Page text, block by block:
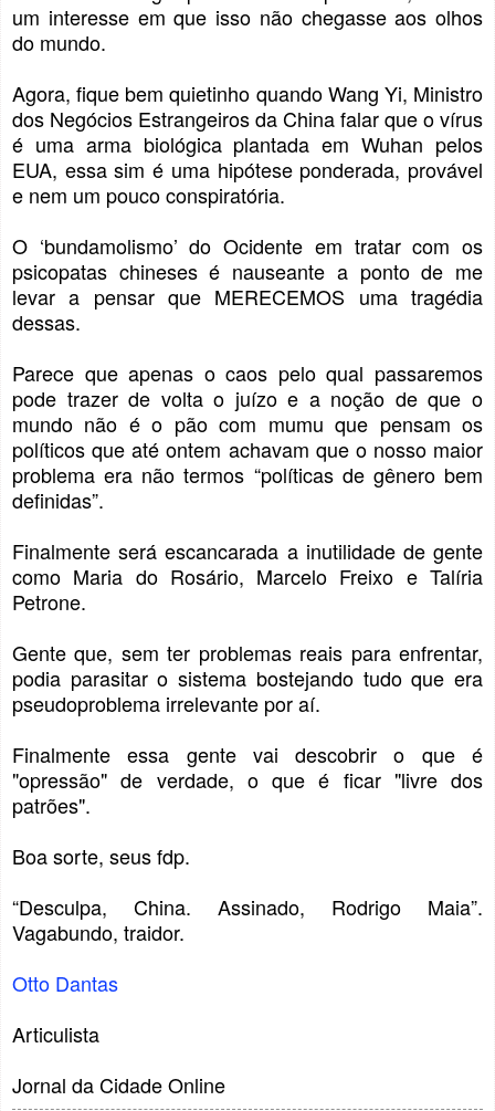
um interesse em que isso não chegasse aos olhos
do mundo.
Agora, fique bem quietinho quando Wang Yi, Ministro
dos Negócios Estrangeiros da China falar que o vírus
é uma arma biológica plantada em Wuhan pelos
EUA, essa sim é uma hipótese ponderada, provável
e nem um pouco conspiratória.
O ‘bundamolismo’ do Ocidente em tratar com os
psicopatas chineses é nauseante a ponto de me
levar a pensar que MERECEMOS uma tragédia
dessas.
Parece que apenas o caos pelo qual passaremos
pode trazer de volta o juízo e a noção de que o
mundo não é o pão com mumu que pensam os
políticos que até ontem achavam que o nosso maior
problema era não termos “políticas de gênero bem
definidas”.
Finalmente será escancarada a inutilidade de gente
como Maria do Rosário, Marcelo Freixo e Talíria
Petrone.
Gente que, sem ter problemas reais para enfrentar,
podia parasitar o sistema bostejando tudo que era
pseudoproblema irrelevante por aí.
Finalmente essa gente vai descobrir o que é
"opressão" de verdade, o que é ficar "livre dos
patrões".
Boa sorte, seus fdp.
“Desculpa, China. Assinado, Rodrigo Maia”.
Vagabundo, traidor.
Otto Dantas
Articulista
Jornal da Cidade Online